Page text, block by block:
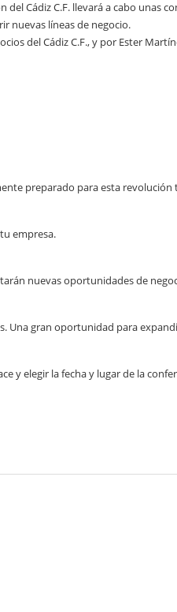
Cádiz C.F. llevará a cabo unas
nuevas líneas de negocio.
del Cádiz C.F., y por Ester
preparado para esta revolución
empresa.
nuevas oportunidades de
Una gran oportunidad para
y elegir la fecha y lugar de la